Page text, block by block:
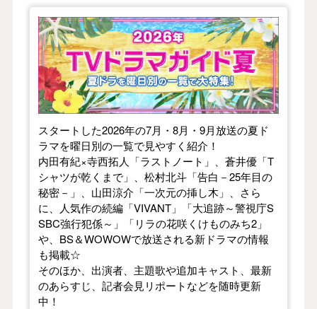
【2026年夏】TVドラマガイド
スタートした2026年の7月・8月・9月放送の夏ド
ラマを曜日別の一覧で見やすく紹介！
内田有紀×寺西拓人「ラストノート」、蒼井優「T
シャツが乾くまで」、松村北斗「告白－25年目の
秘密－」、山田涼介「一次元の挿し木」、さら
に、人気作の続編「VIVANT」「大追跡～警視庁S
SBC強行犯係～」「リラの花咲くけものみち2」
や、BS＆WOWOWで放送される新ドラマの情報
も掲載☆
そのほか、出演者、主題歌や追加キャスト、最新
のあらすじ、記者会見リポートなどを随時更新
中！